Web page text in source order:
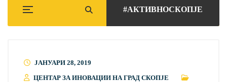
#АКТИВНОСКОПЈЕ
ЈАНУАРИ 28, 2019
ЦЕНТАР ЗА ИНОВАЦИИ НА ГРАД СКОПЈЕ